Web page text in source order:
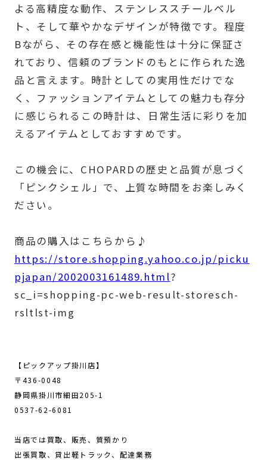
よる高精度な動作、ステンレススチールベル
ト、そして華やかなデザインが特徴です。程度
Bながら、その存在感と機能性は十分に保証さ
れており、信頼のブランドのもとに作られた逸
品と言えます。時計としての実用性だけでな
く、ファッションアイテムとしての魅力も存分
に感じられるこの時計は、日常生活に彩りを加
えるアイテムとしておすすめです。
この機会に、CHOPARDの歴史と品質が息づく
「ピンクシェル」で、上質な時間をお楽しみく
ださい。
商品の購入はこちらから♪
https://store.shopping.yahoo.co.jp/picku
pjapan/2002003161489.html?
sc_i=shopping-pc-web-result-storesch-
rsltlst-img
【ピックアップ掛川店】
〒436-0048
静岡県掛川市細田205-1
0537-62-6081
当店では買取、販売、質預かり
出張買取、貸出軽トラック、配達業務